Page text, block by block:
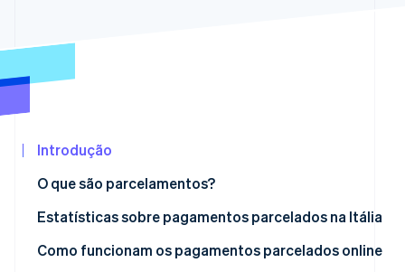
Stripe Sessions 2026
Introdução
O que são parcelamentos?
Pagamentos parcelados: o que são?
Estatísticas sobre pagamentos parcelados na Itália
Como funcionam os pagamentos parcelados online